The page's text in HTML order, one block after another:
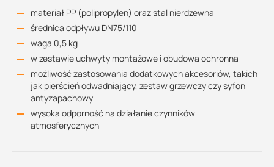
materiał PP (polipropylen) oraz stal nierdzewna
średnica odpływu DN75/110
waga 0,5 kg
w zestawie uchwyty montażowe i obudowa ochronna
możliwość zastosowania dodatkowych akcesoriów, takich
jak pierścień odwadniający, zestaw grzewczy czy syfon
antyzapachowy
wysoka odporność na działanie czynników
atmosferycznych